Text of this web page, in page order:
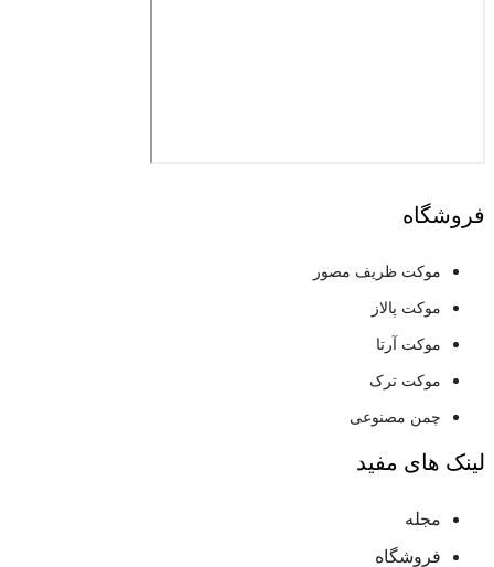
فروشگاه
موکت ظریف مصور
موکت پالاز
موکت آرتا
موکت ترک
چمن مصنوعی
لینک های مفید
مجله
فروشگاه